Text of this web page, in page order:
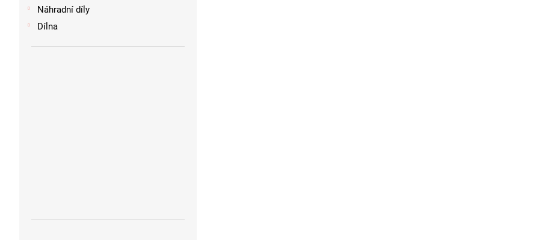
Náhradní díly
Dílna